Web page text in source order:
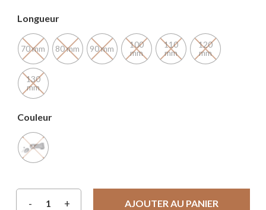
Longueur
70 mm 80 mm 90 mm
100
mm
110
mm
120
mm
130
mm
Couleur
AJOUTER AU PANIER